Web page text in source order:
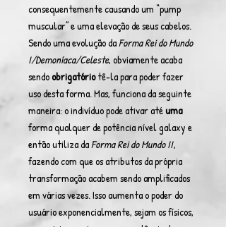
consequentemente causando um “pump
muscular” e uma elevação de seus cabelos.
Sendo uma evolução daForma Rei do Mundo
I/Demoníaca/Celeste, obviamente acaba
sendoobrigatóriotê-la para poder fazer
uso desta forma. Mas, funciona da seguinte
maneira: o indivíduo pode ativar atéuma
forma qualquer de potência nível galaxy e
então utiliza daForma Rei do Mundo II,
fazendo com que os atributos da própria
transformação acabem sendo amplificados
em várias vezes. Isso aumenta o poder do
usuário exponencialmente, sejam os físicos,